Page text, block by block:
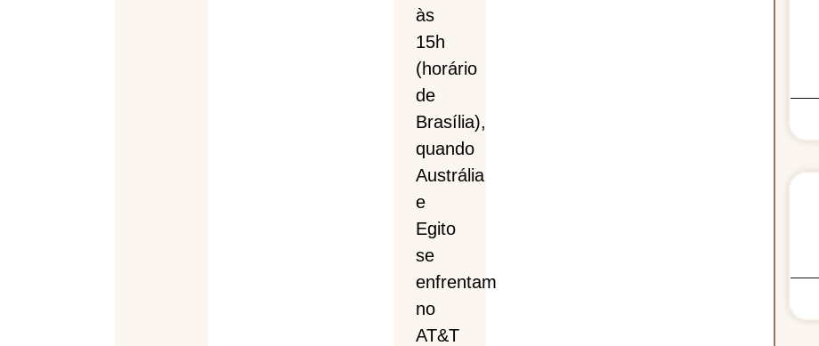
às
15h
(horário
de
Brasília),
quando
Austrália
e
Egito
se
enfrentam
no
AT&T